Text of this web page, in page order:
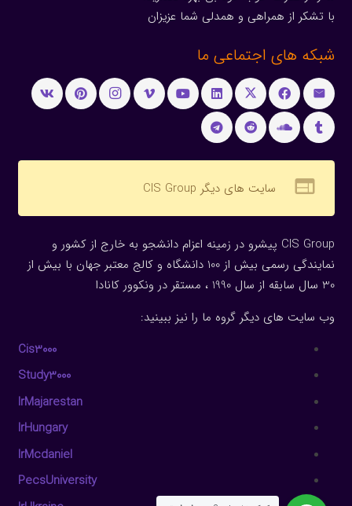
با تشکر از همراهی و همدلی شما عزیزان
شبکه های اجتماعی ما
web سایت های دیگر CIS Group
CIS Group پیشرو در زمینه اعزام دانشجو به خارج از کشور و
نمایندگی رسمی بیش از 100 دانشگاه و کالج معتبر جهان با بیش از
30 سال سابقه از سال 1990 ، مستقر در ونکوور کانادا
وب سایت های دیگر گروه ما را نیز ببینید:
Cis3000
Study3000
IrMajarestan
IrHungary
IrMcdaniel
PecsUniversity